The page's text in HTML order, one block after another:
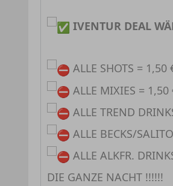
IVENTUR DEAL
ALLE SHOTS = 1,50
ALLE MIXIES = 1,50
ALLE TREND
ALLE BECKS/
ALLE ALKFR.
DIE GANZE NACHT !!!!!!